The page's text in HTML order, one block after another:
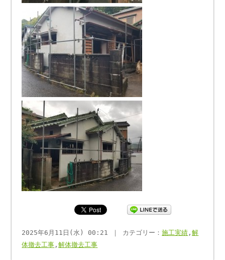
2025年6月11日(水) 00:21 ｜ カテゴリー：施工実績 ,解
体撤去工事 ,解体撤去工事